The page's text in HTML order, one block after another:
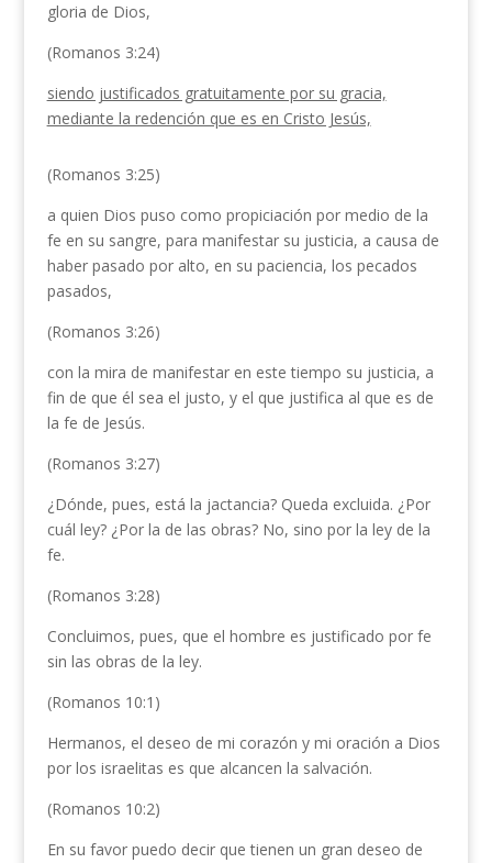
gloria de Dios,
(Romanos 3:24)
siendo justificados gratuitamente por su gracia,
mediante la redención que es en Cristo Jesús,
(Romanos 3:25)
a quien Dios puso como propiciación por medio de la
fe en su sangre, para manifestar su justicia, a causa de
haber pasado por alto, en su paciencia, los pecados
pasados,
(Romanos 3:26)
con la mira de manifestar en este tiempo su justicia, a
fin de que él sea el justo, y el que justifica al que es de
la fe de Jesús.
(Romanos 3:27)
¿Dónde, pues, está la jactancia? Queda excluida. ¿Por
cuál ley? ¿Por la de las obras? No, sino por la ley de la
fe.
(Romanos 3:28)
Concluimos, pues, que el hombre es justificado por fe
sin las obras de la ley.
(Romanos 10:1)
Hermanos, el deseo de mi corazón y mi oración a Dios
por los israelitas es que alcancen la salvación.
(Romanos 10:2)
En su favor puedo decir que tienen un gran deseo de